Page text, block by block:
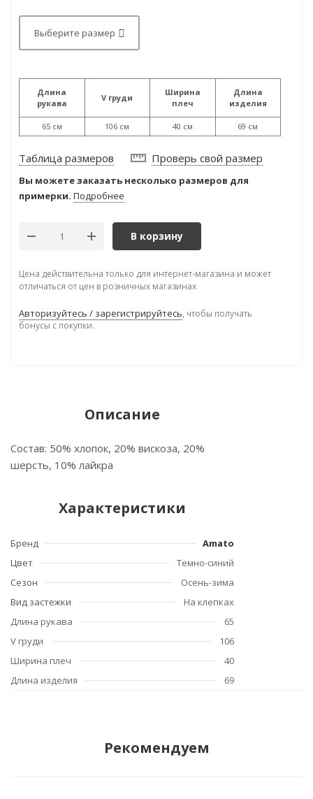
Выберите размер
Длина
рукава
65 см
V груди
106 см
Ширина
плеч
40 см
Длина
изделия
69 см
Таблица размеров Проверь свой размер
Вы можете заказать несколько размеров для
примерки. Подробнее
В корзину
Цена действительна только для интернет-магазина и может
отличаться от цен в розничных магазинах
Авторизуйтесь / зарегистрируйтесь, чтобы получать
бонусы с покупки.
Описание
Состав: 50% хлопок, 20% вискоза, 20%
шерсть, 10% лайкра
Характеристики
Бренд
Amato
Цвет
Темно-синий
Сезон
Осень-зима
Вид застежки
На клепках
Длина рукава
65
V груди
106
Ширина плеч
40
Длина изделия
69
Рекомендуем